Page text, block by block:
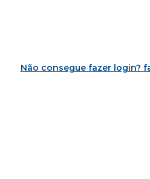
Não consegue fazer login?